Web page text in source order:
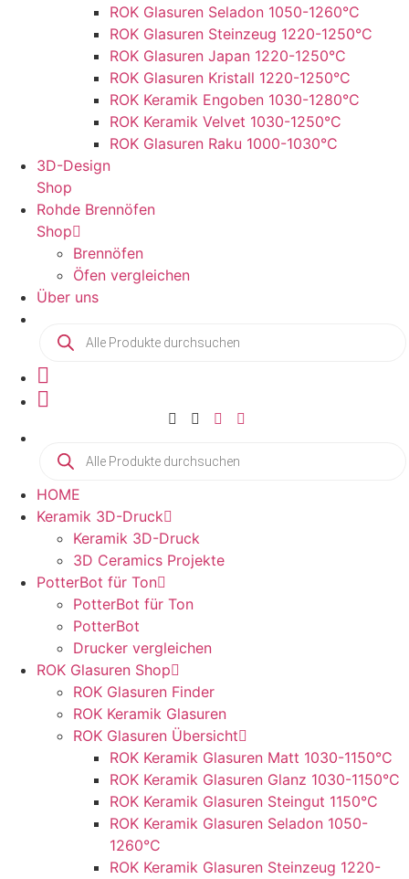
ROK Glasuren Seladon 1050-1260°C
ROK Glasuren Steinzeug 1220-1250°C
ROK Glasuren Japan 1220-1250°C
ROK Glasuren Kristall 1220-1250°C
ROK Keramik Engoben 1030-1280°C
ROK Keramik Velvet 1030-1250°C
ROK Glasuren Raku 1000-1030°C
3D-Design
Shop
Rohde Brennöfen
Shop
Brennöfen
Öfen vergleichen
Über uns
Products
search
Products
search
HOME
Keramik 3D-Druck
Keramik 3D-Druck
3D Ceramics Projekte
PotterBot für Ton
PotterBot für Ton
PotterBot
Drucker vergleichen
ROK Glasuren Shop
ROK Glasuren Finder
ROK Keramik Glasuren
ROK Glasuren Übersicht
ROK Keramik Glasuren Matt 1030-1150°C
ROK Keramik Glasuren Glanz 1030-1150°C
ROK Keramik Glasuren Steingut 1150°C
ROK Keramik Glasuren Seladon 1050-
1260°C
ROK Keramik Glasuren Steinzeug 1220-